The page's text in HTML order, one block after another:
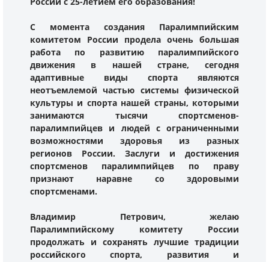
С момента создания Паралимпийским
комитетом России продела очень большая
работа по развитию паралимпийского
движения в нашей стране, сегодня
адаптивные виды спорта являются
неотъемлемой частью системы физической
культуры и спорта нашей страны, которыми
занимаются тысячи спортсменов-
паралимпийцев и людей с ограниченными
возможностями здоровья из разных
регионов России. Заслуги и достижения
спортсменов паралимпийцев по праву
признают наравне со здоровыми
спортсменами.
Владимир Петрович, желаю
Паралимпийскому комитету России
продолжать и сохранять лучшие традиции
российского спорта, развития и